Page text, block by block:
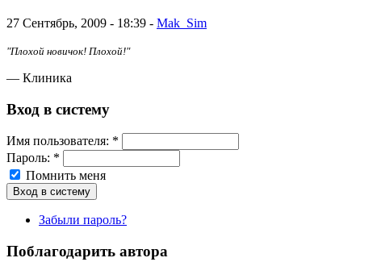
27 Сентябрь, 2009 - 18:39 - Mak_Sim
"Плохой новичок! Плохой!"
— Клиника
Вход в систему
Имя пoльзовaтeля: *
Пароль: *
Помнить меня
Забыли пароль?
Поблагодарить автора